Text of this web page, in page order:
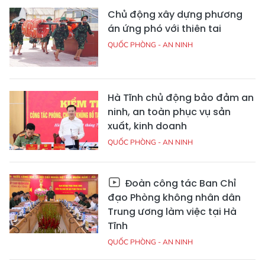
Chủ động xây dựng phương
án ứng phó với thiên tai
QUỐC PHÒNG - AN NINH
Hà Tĩnh chủ động bảo đảm an
ninh, an toàn phục vụ sản
xuất, kinh doanh
QUỐC PHÒNG - AN NINH
Đoàn công tác Ban Chỉ
đạo Phòng không nhân dân
Trung ương làm việc tại Hà
Tĩnh
QUỐC PHÒNG - AN NINH